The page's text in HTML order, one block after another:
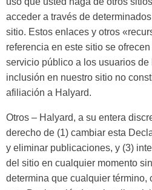
acceder a través de
sitio. Estos enlaces y otros
referencia en este sitio se
servicio público a los usuarios de
inclusión en nuestro sitio no
afiliación a Halyard.
Otros – Halyard, a su entera
derecho de (1) cambiar esta
y eliminar publicaciones, y (3)
del sitio en cualquier momento
determina que cualquier